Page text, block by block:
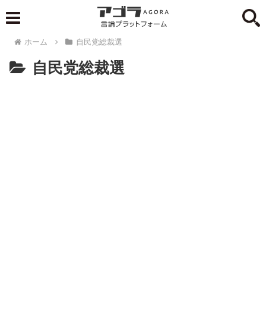
ホーム 自民党総裁選
自民党総裁選